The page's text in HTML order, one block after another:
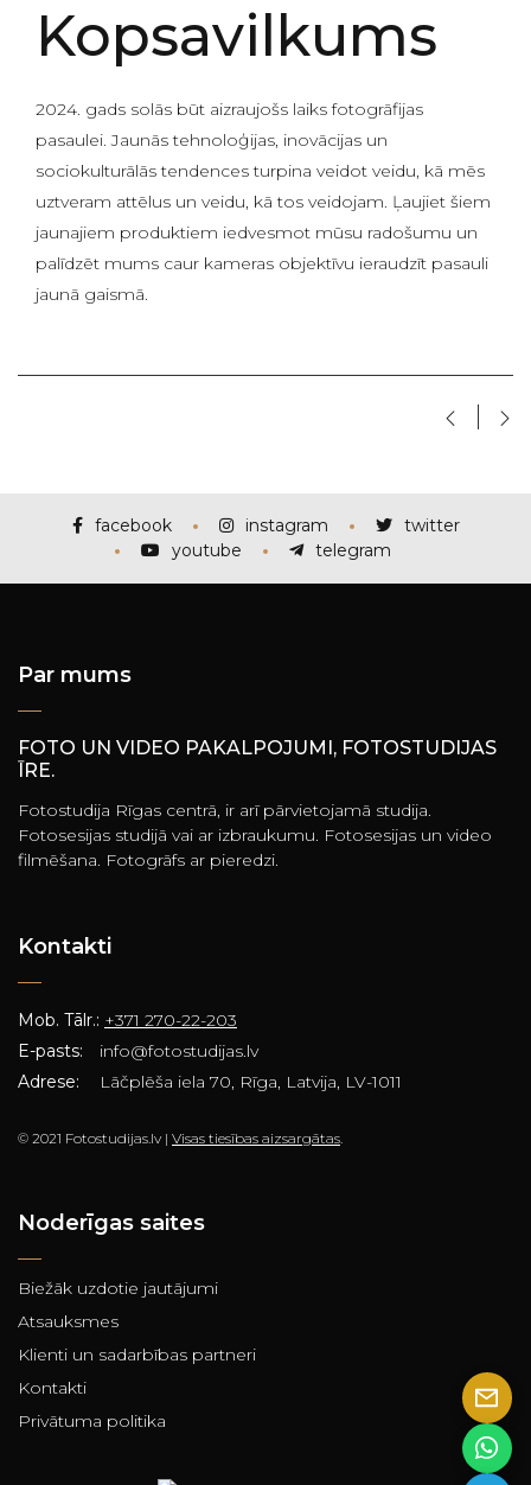
Kopsavilkums
2024. gads solās būt aizraujošs laiks fotogrāfijas
pasaulei. Jaunās tehnoloģijas, inovācijas un
sociokulturālās tendences turpina veidot veidu, kā mēs
uztveram attēlus un veidu, kā tos veidojam. Ļaujiet šiem
jaunajiem produktiem iedvesmot mūsu radošumu un
palīdzēt mums caur kameras objektīvu ieraudzīt pasauli
jaunā gaismā.
facebook instagram
twitter
youtube
telegram
Par mums
FOTO UN VIDEO PAKALPOJUMI, FOTOSTUDIJAS
ĪRE.
Fotostudija Rīgas centrā, ir arī pārvietojamā studija.
Fotosesijas studijā vai ar izbraukumu. Fotosesijas un video
filmēšana. Fotogrāfs ar pieredzi.
Kontakti
Mob. Tālr.: +371 270-22-203
E-pasts:
info@fotostudijas.lv
Adrese:
Lāčplēša iela 70, Rīga, Latvija, LV-1011
© 2021 Fotostudijas.lv | Visas tiesības aizsargātas.
Noderīgas saites
Biežāk uzdotie jautājumi
Atsauksmes
Klienti un sadarbības partneri
Kontakti
Privātuma politika